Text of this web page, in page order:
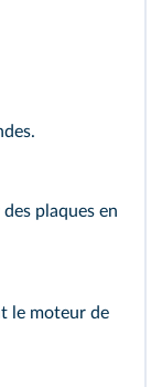
plaques en
le moteur de